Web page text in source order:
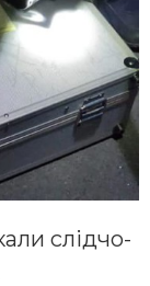
слідчо-